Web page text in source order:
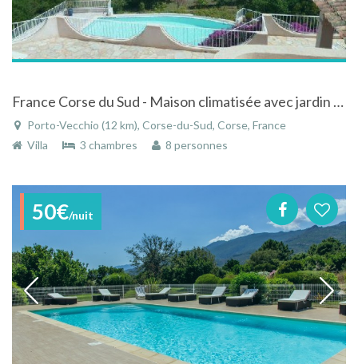
France Corse du Sud - Maison climatisée avec jardin et piscine- Vue panoramique mer et montagne...
Porto-Vecchio (12 km), Corse-du-Sud, Corse, France
Villa
3 chambres 8 personnes
50€/nuit